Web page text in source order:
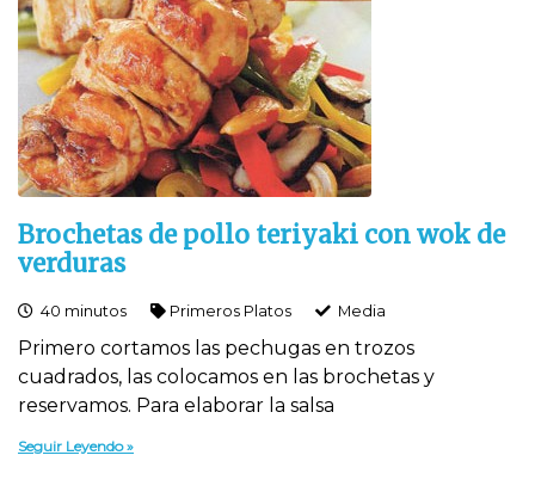
Brochetas de pollo teriyaki con wok de
verduras
40 minutos Primeros Platos Media
Primero cortamos las pechugas en trozos
cuadrados, las colocamos en las brochetas y
reservamos. Para elaborar la salsa
Seguir Leyendo